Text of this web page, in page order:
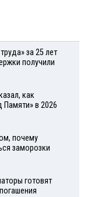
за 25 лет
получили
как
Памяти» в 2026
почему
заморозки
готовят